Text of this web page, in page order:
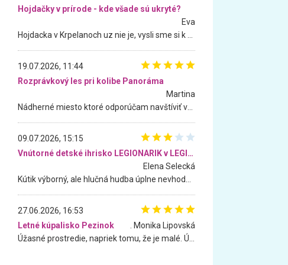
Hojdačky v prírode - kde všade sú ukryté?
Eva
19.07.2026, 11:44
Rozprávkový les pri kolibe Panoráma
Martina
09.07.2026, 15:15
Vnútorné detské ihrisko LEGIONARIK v LEGIA Fitness
Elena Selecká
27.06.2026, 16:53
Letné kúpalisko Pezinok
. Monika Lipovská